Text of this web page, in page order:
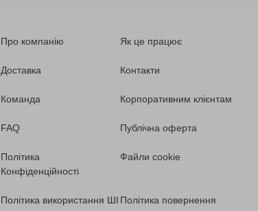
Про компанію Як це працює
Доставка Контакти
Команда Корпоративним клієнтам
FAQ Публічна оферта
Політика
Конфіденційності
Файли cookie
Політика використання ШІ Політика повернення